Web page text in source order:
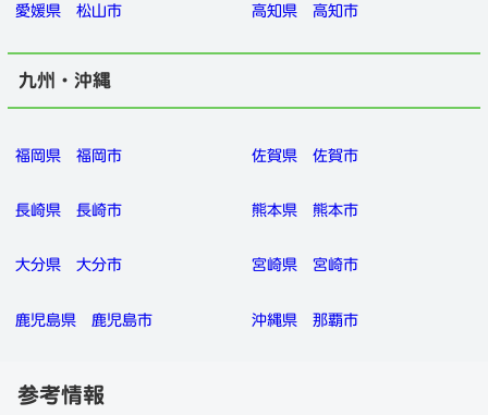
愛媛県 松山市 高知県 高知市
九州・沖縄
福岡県 福岡市 佐賀県 佐賀市
長崎県 長崎市 熊本県 熊本市
大分県 大分市 宮崎県 宮崎市
鹿児島県 鹿児島市 沖縄県 那覇市
参考情報